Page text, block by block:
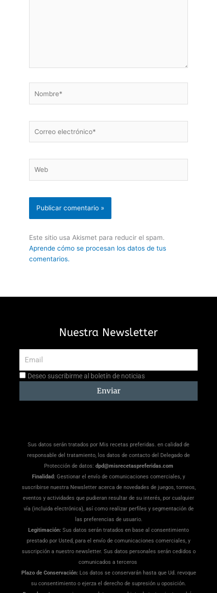
electrónico*
Este sitio usa Akismet para reducir el spam.
Aprende cómo se procesan los datos de tus
comentarios.
Nuestra Newsletter
Aceptación
Deseo suscribirme al boletín de noticias
Enviar
Sus datos serán tratados por Mis recetas preferidas. en calidad de
responsable del tratamiento, los datos de contacto del Delegado de
Protección de datos: dpd@misrecetaspreferidas.com
Finalidad: Gestionar el envío de comunicaciones comerciales, y
suscribirse nuestra Newsletter acerca de novedades de juegos, torneos,
eventos y actividades que pudieran resultar de su interés, por cualquier
vía (incluida electrónica), así como realizar perfiles y segmentación de
las preferencias de usuario.
Legitimación: Sus datos serán tratados en base al consentimiento
prestado por Usted, para el envío de comunicaciones comerciales, y
suscripción a nuestro newsletter. Sus datos personales serán cedidos o
comunicados a terceros
Plazo de Conservación: Los datos se conservarán hasta que Ud. revoque
su consentimiento o ejerza el derecho de supresión u oposición.